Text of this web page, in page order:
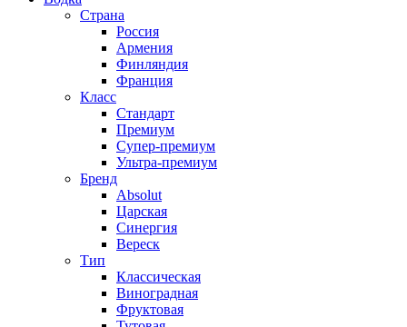
Страна
Россия
Армения
Финляндия
Франция
Класс
Стандарт
Премиум
Супер-премиум
Ультра-премиум
Бренд
Absolut
Царская
Синергия
Вереск
Тип
Классическая
Виноградная
Фруктовая